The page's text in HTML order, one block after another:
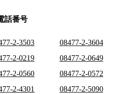
話番号
2-3503
08477-2-3604
2-0219
08477-2-0649
2-0560
08477-2-0572
2-4301
08477-2-5090